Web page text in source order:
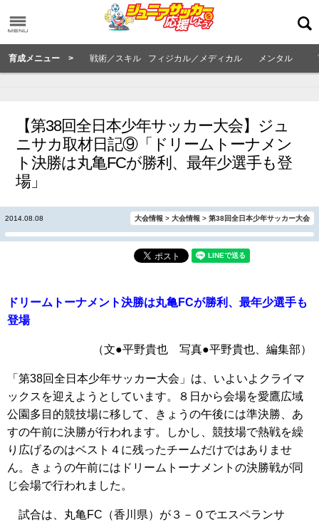
育成メニュー > 戦術／スキル フィジカル／メディカル メンタル
【第38回全日本少年サッカー大会】ジュ
ニサカ取材日記⑨「ドリームトーナメン
ト決勝は丸亀FCが勝利、最年少選手も登
場」
2014.08.08 大会情報 > 大会情報 > 第38回全日本少年サッカー大会
ドリームトーナメント決勝は丸亀FCが勝利、最年少選手も
登場
（文●平野貴也 写真●平野貴也、編集部）
「第38回全日本少年サッカー大会」は、いよいよクライマ
ックスを迎えようとしています。８日から会場を愛鷹広域
公園多目的競技場に移して、きょうの午後には準決勝、あ
すの午前に決勝が行われます。しかし、競技場で熱戦を繰
り広げるのはベスト４に残ったチームだけではありませ
ん。きょうの午前にはドリームトーナメントの決勝戦が同
じ会場で行われました。
試合は、丸亀FC（香川県）が３－０でエスペランサ